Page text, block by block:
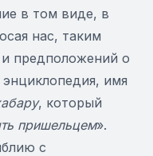
в том виде, в
нас, таким
предположений о
имя
, который
пришельцем».
с